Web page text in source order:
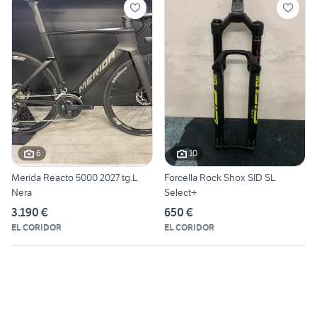
6
Merida Reacto 5000 2027 tg.L
Nera
3.190 €
EL CORIDOR
10
Forcella Rock Shox SID SL
Select+
650 €
EL CORIDOR